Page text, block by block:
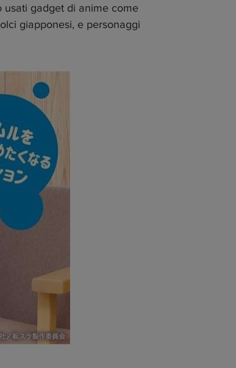
gadget di anime come
giapponesi, e personaggi